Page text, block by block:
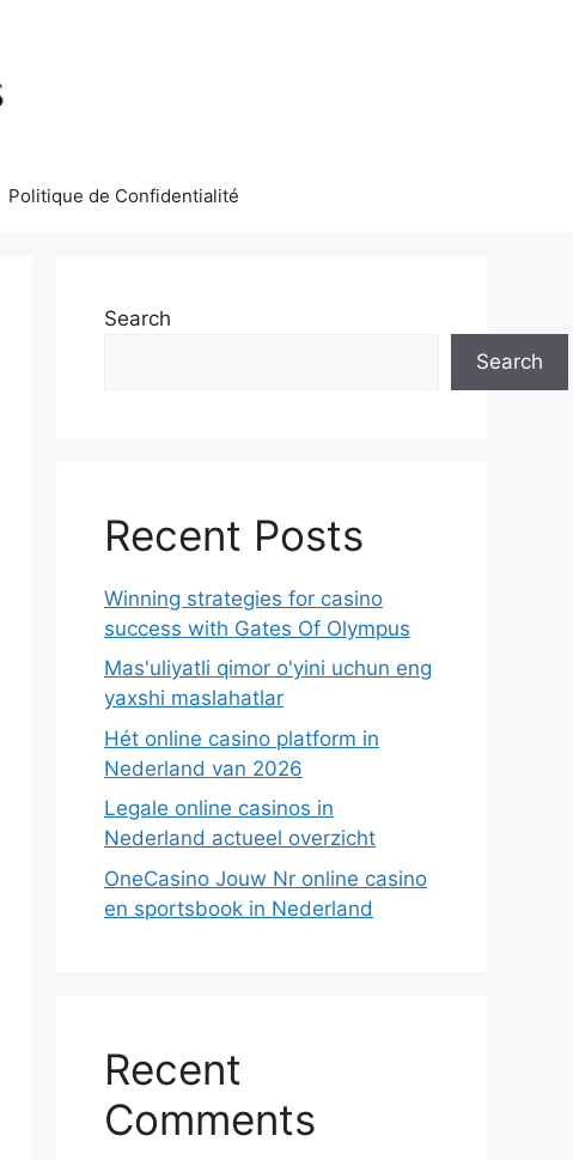
Politique de Confidentialité
Search
Search
Recent Posts
Winning strategies for casino
success with Gates Of Olympus
Mas'uliyatli qimor o'yini uchun eng
yaxshi maslahatlar
Hét online casino platform in
Nederland van 2026
Legale online casinos in
Nederland actueel overzicht
OneCasino Jouw Nr online casino
en sportsbook in Nederland
Recent
Comments